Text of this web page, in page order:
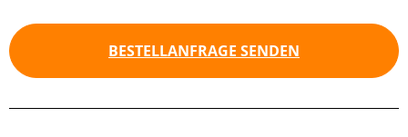
BESTELLANFRAGE SENDEN